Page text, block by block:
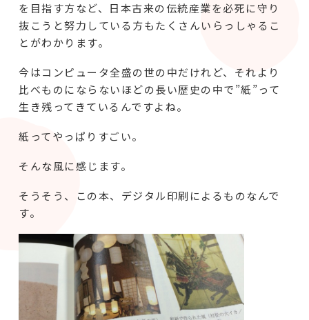
を目指す方など、日本古来の伝統産業を必死に守り
抜こうと努力している方もたくさんいらっしゃるこ
とがわかります。
今はコンピュータ全盛の世の中だけれど、それより
比べものにならないほどの長い歴史の中で”紙”って
生き残ってきているんですよね。
紙ってやっぱりすごい。
そんな風に感じます。
そうそう、この本、デジタル印刷によるものなんで
す。